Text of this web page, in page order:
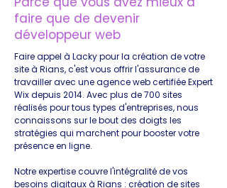
faire que de devenir
développeur web
Faire appel à Lacky pour la création de votre
site à Rians, c'est vous offrir l'assurance de
travailler avec une agence web certifiée Expert
Wix depuis 2014. Avec plus de 700 sites
réalisés pour tous types d'entreprises, nous
connaissons sur le bout des doigts les
stratégies qui marchent pour booster votre
présence en ligne.
Notre expertise couvre l'intégralité de vos
besoins digitaux à Rians : création de sites